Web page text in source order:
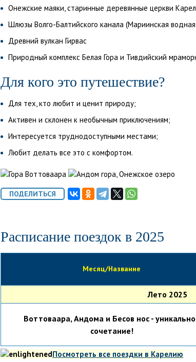
Онежские маяки, старинные деревянные церкви
Шлюзы Волго-Балтийского канала (Мариинская
Древний вулкан Гирвас
Природный комплекс Белая Гора и Тивдийский
Для кого это путешествие?
Для тех, кто любит и ценит природу;
Активен и склонен к необычным приключениям;
Интересуется труднодоступными местами;
Любит делать все это с комфортом.
Расписание поездок в 2025
Месяц/Название
Лето 2025
Воттоваара, Андома и Бесов нос -
сочетание!
Посмотреть все поездки в Карелию